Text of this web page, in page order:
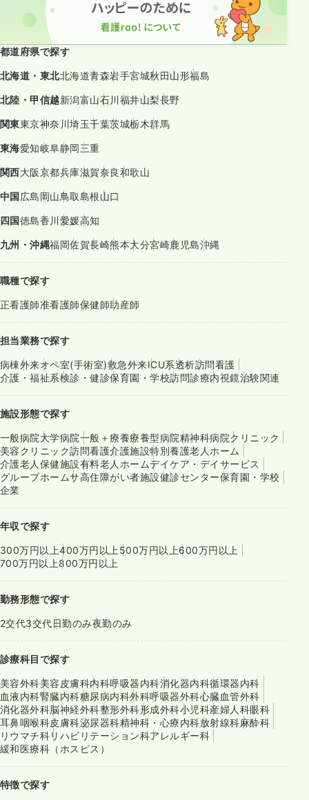
都道府県で探す
北海道・東北北海道青森岩手宮城秋田山形福島
北陸・甲信越新潟富山石川福井山梨長野
関東東京神奈川埼玉千葉茨城栃木群馬
東海愛知岐阜静岡三重
関西大阪京都兵庫滋賀奈良和歌山
中国広島岡山鳥取島根山口
四国徳島香川愛媛高知
九州・沖縄福岡佐賀長崎熊本大分宮崎鹿児島沖縄
職種で探す
正看護師准看護師保健師助産師
担当業務で探す
病棟外来オペ室(手術室)救急外来ICU系透析訪問看護
介護・福祉系検診・健診保育園・学校訪問診療内視鏡治験関連
施設形態で探す
一般病院大学病院一般＋療養療養型病院精神科病院クリニック
美容クリニック訪問看護介護施設特別養護老人ホーム
介護老人保健施設有料老人ホームデイケア・デイサービス
グループホームサ高住障がい者施設健診センター保育園・学校
企業
年収で探す
300万円以上400万円以上 500万円以上600万円以上
700万円以上800万円以上
勤務形態で探す
2交代3交代日勤のみ夜勤のみ
診療科目で探す
美容外科美容皮膚科内科呼吸器内科消化器内科循環器内科
血液内科腎臓内科糖尿病内科外科呼吸器外科心臓血管外科
消化器外科脳神経外科整形外科形成外科小児科産婦人科眼科
耳鼻咽喉科皮膚科泌尿器科精神科・心療内科放射線科麻酔科
リウマチ科リハビリテーション科アレルギー科
緩和医療科（ホスピス）
特徴で探す